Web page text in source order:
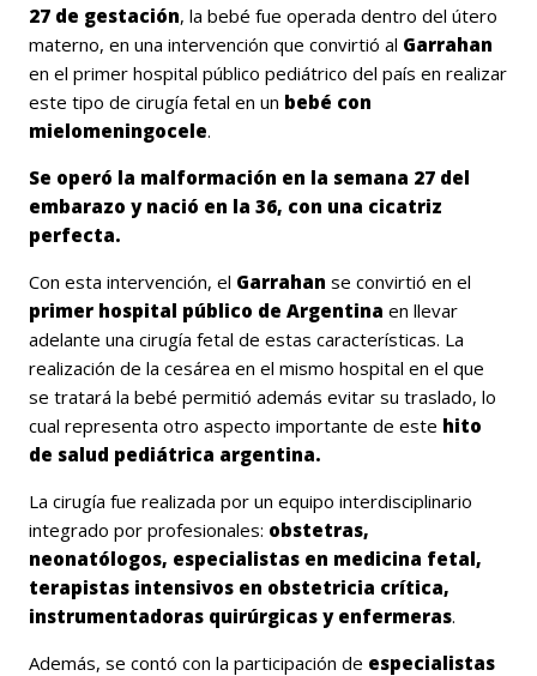
27 de gestación, la bebé fue operada dentro del útero
materno, en una intervención que convirtió al Garrahan
en el primer hospital público pediátrico del país en realizar
este tipo de cirugía fetal en un bebé con
mielomeningocele.
Se operó la malformación en la semana 27 del
embarazo y nació en la 36, con una cicatriz
perfecta.
Con esta intervención, el Garrahan se convirtió en el
primer hospital público de Argentina en llevar
adelante una cirugía fetal de estas características. La
realización de la cesárea en el mismo hospital en el que
se tratará la bebé permitió además evitar su traslado, lo
cual representa otro aspecto importante de este hito
de salud pediátrica argentina.
La cirugía fue realizada por un equipo interdisciplinario
integrado por profesionales: obstetras,
neonatólogos, especialistas en medicina fetal,
terapistas intensivos en obstetricia crítica,
instrumentadoras quirúrgicas y enfermeras.
Además, se contó con la participación de especialistas